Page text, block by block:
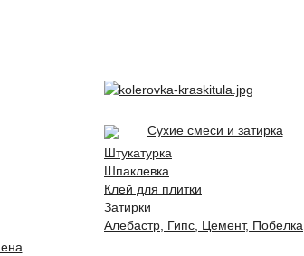
Сухие смеси и затирка
Штукатурка
Шпаклевка
Клей для плитки
Затирки
Алебастр, Гипс, Цемент, Побелка